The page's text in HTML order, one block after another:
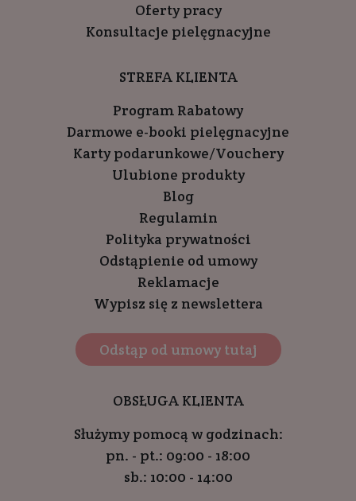
Oferty pracy
Konsultacje pielęgnacyjne
STREFA KLIENTA
Program Rabatowy
Darmowe e-booki pielęgnacyjne
Karty podarunkowe/Vouchery
Ulubione produkty
Blog
Regulamin
Polityka prywatności
Odstąpienie od umowy
Reklamacje
Wypisz się z newslettera
Odstąp od umowy tutaj
OBSŁUGA KLIENTA
Służymy pomocą w godzinach:
pn. - pt.: 09:00 - 18:00
sb.: 10:00 - 14:00